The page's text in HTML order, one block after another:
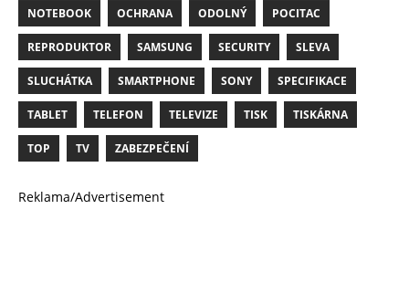
NOTEBOOK OCHRANA ODOLNÝ POCITAC
REPRODUKTOR SAMSUNG SECURITY SLEVA
SLUCHÁTKA SMARTPHONE SONY SPECIFIKACE
TABLET TELEFON TELEVIZE TISK TISKÁRNA
TOP TV ZABEZPEČENÍ
Reklama/Advertisement